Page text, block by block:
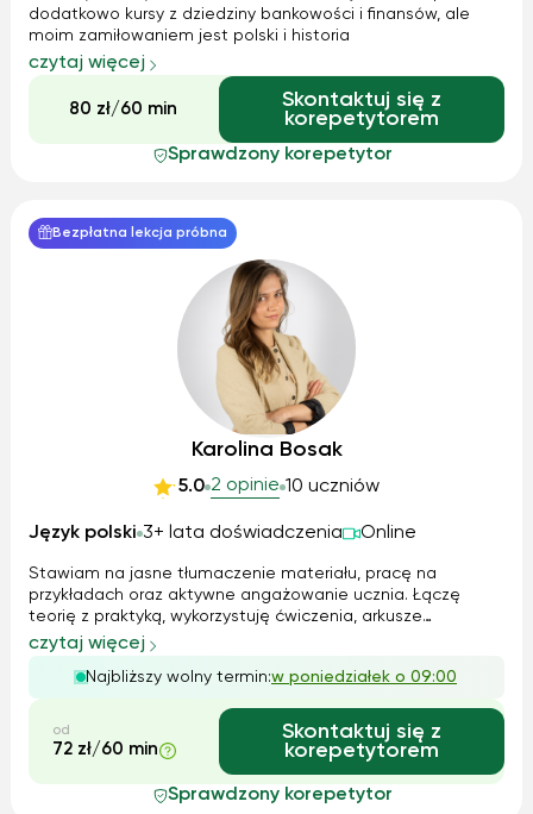
dodatkowo kursy z dziedziny bankowości i finansów, ale
moim zamiłowaniem jest polski i historia
czytaj więcej
80 zł/60 min
Skontaktuj się z
korepetytorem
Sprawdzony korepetytor
Bezpłatna lekcja próbna
Karolina Bosak
5.0 2 opinie 10 uczniów
Język polski 3+ lata doświadczenia Online
Stawiam na jasne tłumaczenie materiału, pracę na
przykładach oraz aktywne angażowanie ucznia. Łączę
teorię z praktyką, wykorzystuję ćwiczenia, arkusze
egzaminacyjne, notatki autorskie oraz rozmowę, aby uczeń
rozumiał materiał, a nie tylko go zapamiętywał. Tempo
pracy zawsze dopasowuję do możliwości ...
czytaj więcej
Najbliższy wolny termin:w poniedziałek o 09:00
od
72 zł/60 min
Skontaktuj się z
korepetytorem
Sprawdzony korepetytor